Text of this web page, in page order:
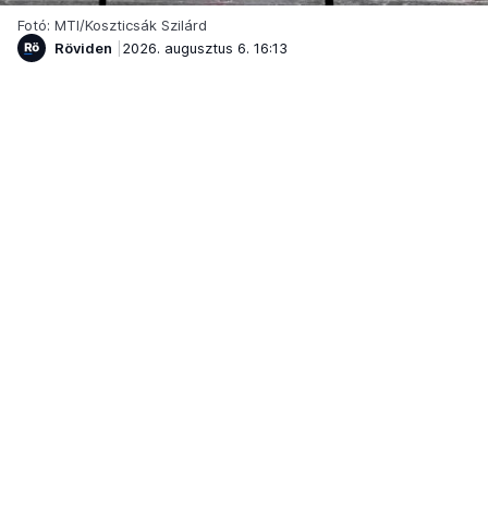
Fotó: MTI/Koszticsák Szilárd
Röviden
2026. augusztus 6. 16:13